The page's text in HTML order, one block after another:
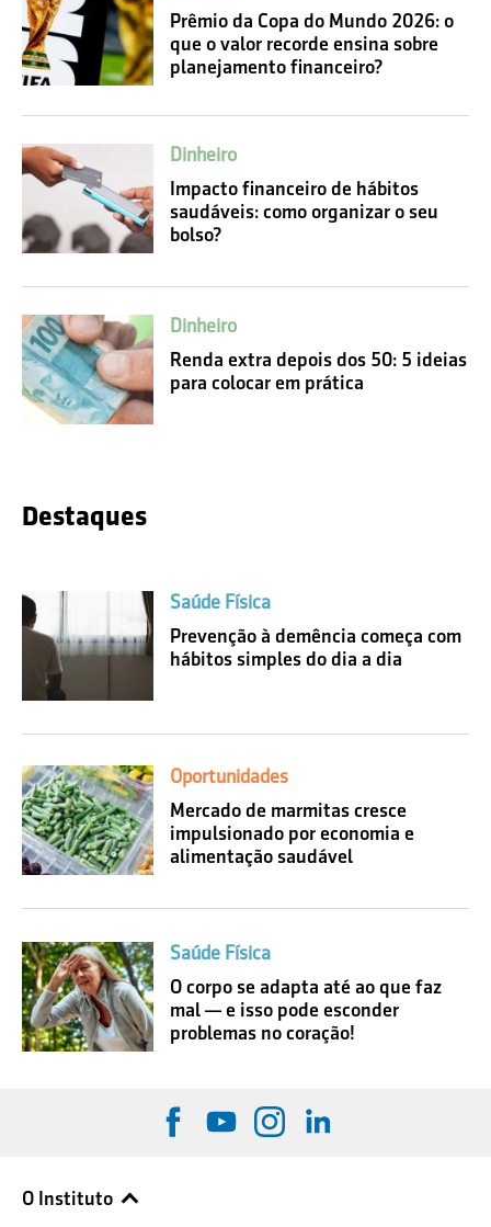
Prêmio da Copa do Mundo 2026: o
que o valor recorde ensina sobre
planejamento financeiro?
Dinheiro
Impacto financeiro de hábitos
saudáveis: como organizar o seu
bolso?
Dinheiro
Renda extra depois dos 50: 5 ideias
para colocar em prática
Destaques
Saúde Física
Prevenção à demência começa com
hábitos simples do dia a dia
Oportunidades
Mercado de marmitas cresce
impulsionado por economia e
alimentação saudável
Saúde Física
O corpo se adapta até ao que faz
mal — e isso pode esconder
problemas no coração!
O Instituto